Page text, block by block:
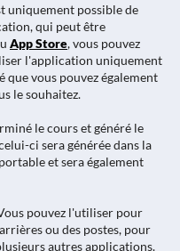
uniquement possible de
qui peut être
App Store, vous pouvez
l'application uniquement
vous pouvez également
le souhaitez.
le cours et généré le
ci sera générée dans la
et sera également
pouvez l'utiliser pour
ou des postes, pour
autres applications.